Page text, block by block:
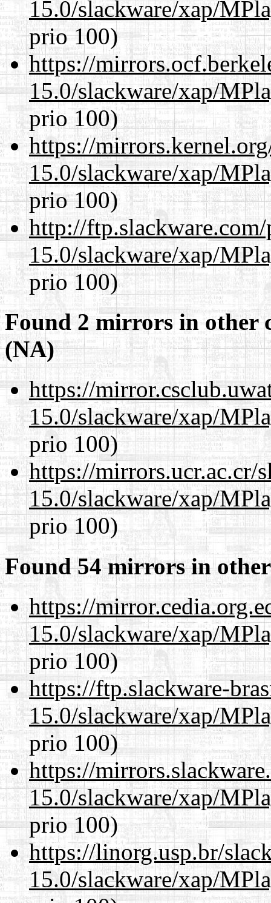
15.0/slackware/xap/
prio 100)
https://
15.0/slackware/xap/
prio 100)
https://
15.0/slackware/xap/
prio 100)
http://
15.0/slackware/xap/
prio 100)
Found 2 mirrors in other
(NA)
https://
15.0/slackware/xap/
prio 100)
https://mirrors.ucr.ac.cr/
15.0/slackware/xap/
prio 100)
Found 54 mirrors in
https://
15.0/slackware/xap/
prio 100)
https://ftp.slackware-
15.0/slackware/xap/
prio 100)
https://
15.0/slackware/xap/
prio 100)
https://linorg.usp.br/
15.0/slackware/xap/